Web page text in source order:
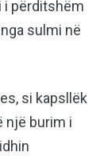
i përditshëm
sulmi në
si kapsllëk
një burim i